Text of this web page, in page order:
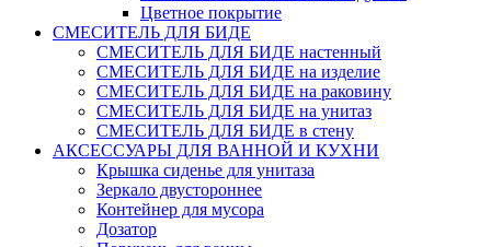
Цветное покрытие
СМЕСИТЕЛЬ ДЛЯ БИДЕ
СМЕСИТЕЛЬ ДЛЯ БИДЕ настенный
СМЕСИТЕЛЬ ДЛЯ БИДЕ на изделие
СМЕСИТЕЛЬ ДЛЯ БИДЕ на раковину
СМЕСИТЕЛЬ ДЛЯ БИДЕ на унитаз
СМЕСИТЕЛЬ ДЛЯ БИДЕ в стену
АКСЕССУАРЫ ДЛЯ ВАННОЙ И КУХНИ
Крышка сиденье для унитаза
Зеркало двустороннее
Контейнер для мусора
Дозатор